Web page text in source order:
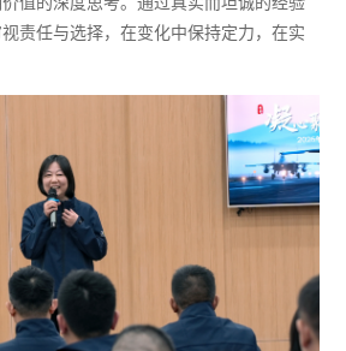
责任与选择，在变化中保持定力，在实